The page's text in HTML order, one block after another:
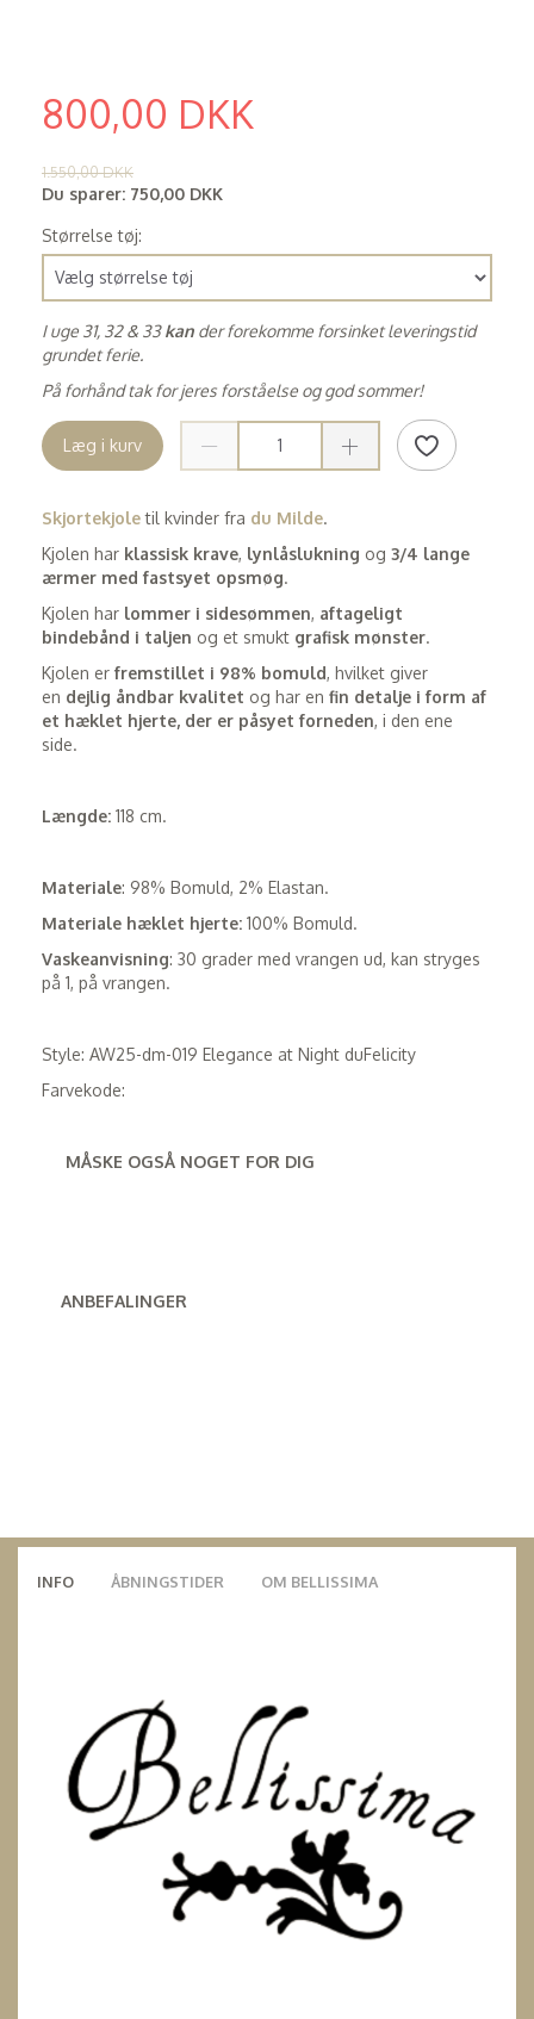
800,00 DKK
1.550,00 DKK
Du sparer: 750,00 DKK
Størrelse tøj:
I uge 31, 32 & 33kan der forekomme forsinket leveringstid
grundet ferie.
På forhånd tak for jeres forståelse og god sommer!
Læg i kurv
Skjortekjole til kvinder fra du Milde.
Kjolen har klassisk krave, lynlåslukning og 3/4 lange
ærmer med fastsyet opsmøg.
Kjolen har lommer i sidesømmen, aftageligt
bindebånd i taljen og et smukt grafisk mønster.
Kjolen er fremstillet i 98% bomuld, hvilket giver
en dejlig åndbar kvalitet og har en fin detalje i form af
et hæklet hjerte, der er påsyet forneden, i den ene
side.
Længde: 118 cm.
Materiale: 98% Bomuld, 2% Elastan.
Materiale hæklet hjerte: 100% Bomuld.
Vaskeanvisning: 30 grader med vrangen ud, kan stryges
på 1, på vrangen.
Style: AW25-dm-019 Elegance at Night duFelicity
Farvekode:
MÅSKE OGSÅ NOGET FOR DIG
ANBEFALINGER
INFO ÅBNINGSTIDER OM BELLISSIMA